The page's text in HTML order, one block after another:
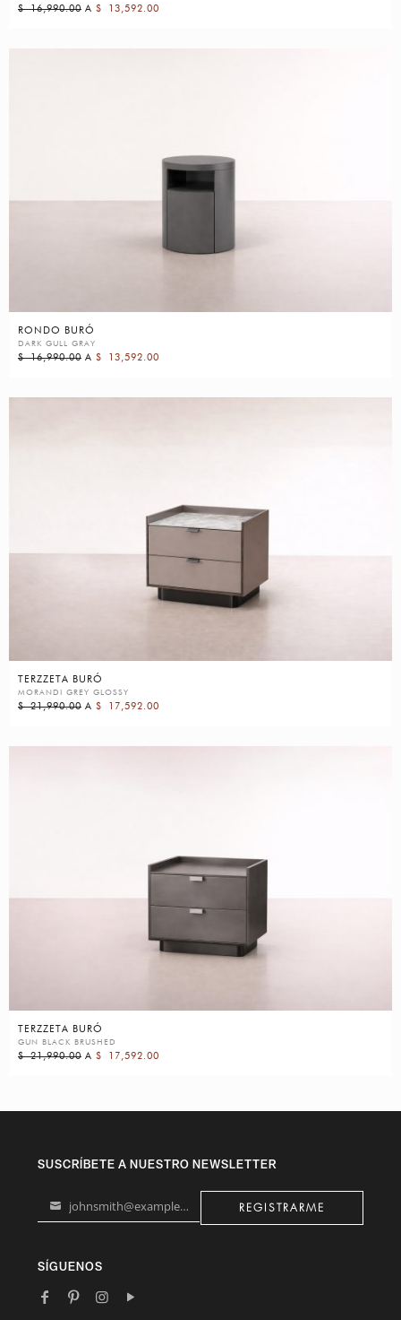
$16,990.00 A $ 13,592.00
RONDO BURÓ
DARK GULL GRAY
$16,990.00 A $ 13,592.00
TERZZETA BURÓ
MORANDI GREY GLOSSY
$21,990.00 A $ 17,592.00
TERZZETA BURÓ
GUN BLACK BRUSHED
$21,990.00 A $ 17,592.00
SUSCRÍBETE A NUESTRO NEWSLETTER
Your
johnsmith@example.com REGISTRARME
SÍGUENOS